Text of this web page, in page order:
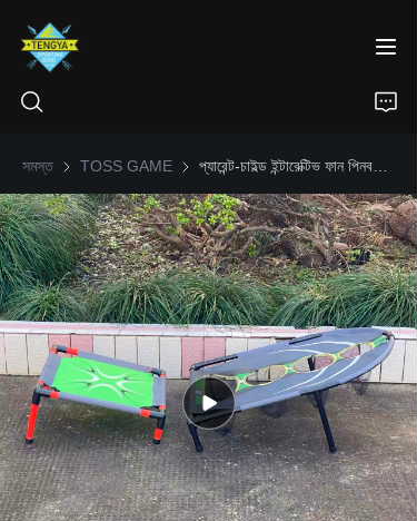
সমস্ত TOSS GAME TOSS GAME
হোম
পণ্যসমূহ
আমাদের সম্পর্কে
নিউজ
যোগাযোগ